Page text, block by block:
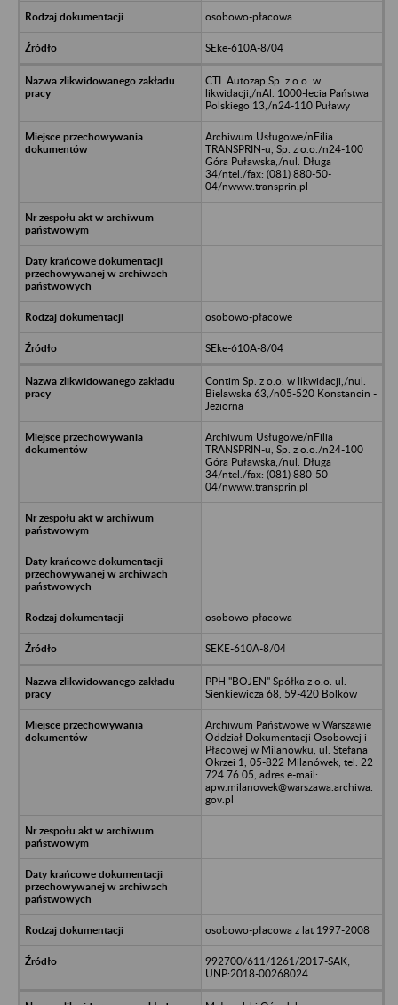
osobowo-płacowa
SEke-610A-8/04
CTL Autozap Sp. z o.o. w
likwidacji,/nAl. 1000-lecia Państwa
Polskiego 13,/n24-110 Puławy
Archiwum Usługowe/nFilia
TRANSPRIN-u, Sp. z o.o./n24-100
Góra Puławska,/nul. Długa
34/ntel./fax: (081) 880-50-
04/nwww.transprin.pl
osobowo-płacowe
SEke-610A-8/04
Contim Sp. z o.o. w likwidacji,/nul.
Bielawska 63,/n05-520 Konstancin -
Jeziorna
Archiwum Usługowe/nFilia
TRANSPRIN-u, Sp. z o.o./n24-100
Góra Puławska,/nul. Długa
34/ntel./fax: (081) 880-50-
04/nwww.transprin.pl
osobowo-płacowa
SEKE-610A-8/04
PPH "BOJEN" Spółka z o.o. ul.
Sienkiewicza 68, 59-420 Bolków
Archiwum Państwowe w Warszawie
Oddział Dokumentacji Osobowej i
Płacowej w Milanówku, ul. Stefana
Okrzei 1, 05-822 Milanówek, tel. 22
724 76 05, adres e-mail:
apw.milanowek@warszawa.archiwa.
gov.pl
osobowo-płacowa z lat 1997-2008
992700/611/1261/2017-SAK;
UNP:2018-00268024